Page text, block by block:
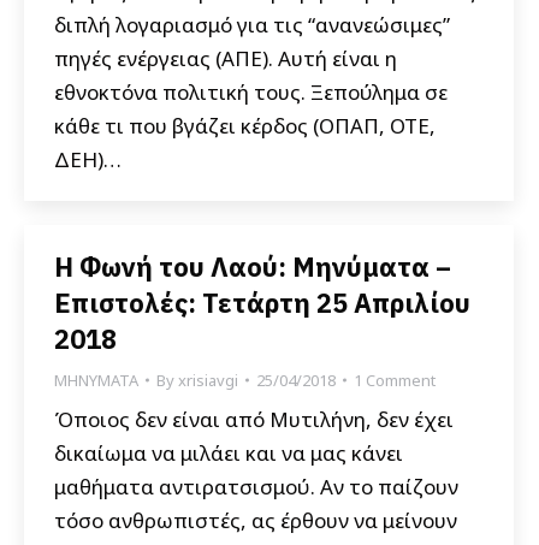
διπλή λογαριασμό για τις “ανανεώσιμες”
πηγές ενέργειας (ΑΠΕ). Αυτή είναι η
εθνοκτόνα πολιτική τους. Ξεπούλημα σε
κάθε τι που βγάζει κέρδος (ΟΠΑΠ, ΟΤΕ,
ΔΕΗ)…
Η Φωνή του Λαού: Μηνύματα –
Επιστολές: Τετάρτη 25 Απριλίου
2018
ΜΗΝΥΜΑΤΑ Byxrisiavgi 25/04/2018 1 Comment
Όποιος δεν είναι από Μυτιλήνη, δεν έχει
δικαίωμα να μιλάει και να μας κάνει
μαθήματα αντιρατσισμού. Αν το παίζουν
τόσο ανθρωπιστές, ας έρθουν να μείνουν